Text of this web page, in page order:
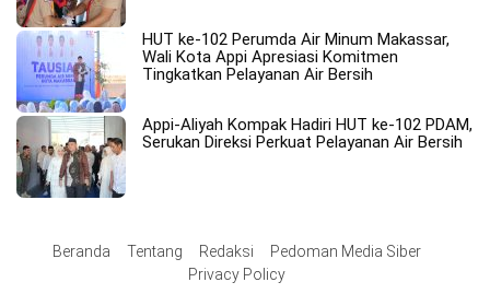
HUT ke-102 Perumda Air Minum Makassar,
Wali Kota Appi Apresiasi Komitmen
Tingkatkan Pelayanan Air Bersih
Appi-Aliyah Kompak Hadiri HUT ke-102 PDAM,
Serukan Direksi Perkuat Pelayanan Air Bersih
Beranda Tentang Redaksi
Pedoman Media Siber
Privacy Policy